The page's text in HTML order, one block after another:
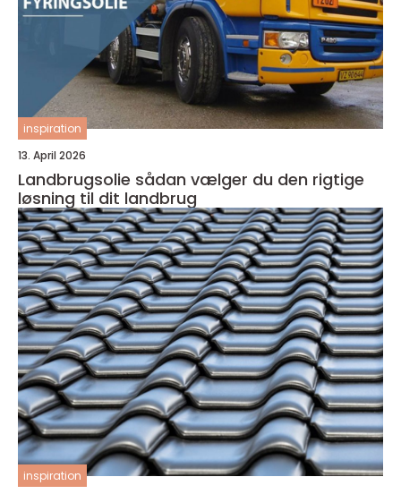
inspiration
13. April 2026
Landbrugsolie sådan vælger du den rigtige
løsning til dit landbrug
inspiration